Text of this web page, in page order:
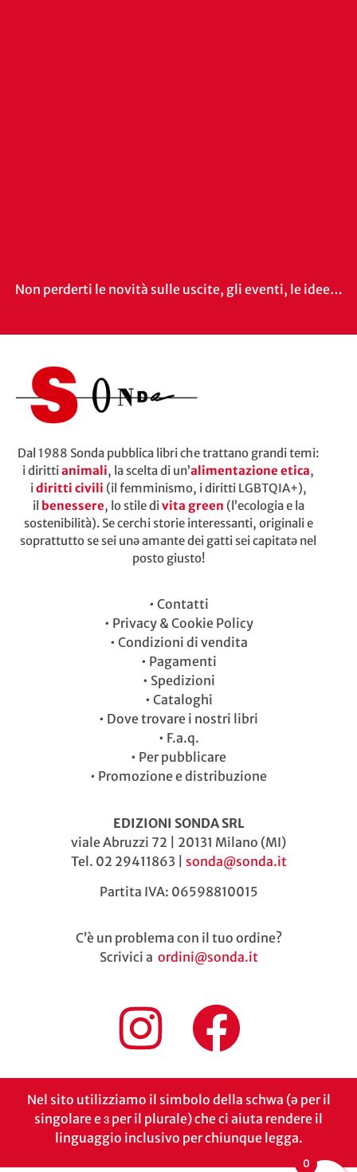
Non perderti le novità sulle uscite, gli eventi, le idee…
Dal 1988 Sonda pubblica libri che trattano grandi temi:
i dirittianimali, la scelta di un’alimentazione etica,
idiritti civili (il femminismo, i diritti LGBTQIA+),
il benessere, lo stile divita green (l’ecologia e la
sostenibilità). Se cerchi storie interessanti, originali e
soprattutto se sei unə amante dei gatti sei capitatə nel
posto giusto!
• Contatti
• Privacy & Cookie Policy
• Condizioni di vendita
• Pagamenti
• Spedizioni
• Cataloghi
• Dove trovare i nostri libri
• F.a.q.
• Per pubblicare
• Promozione e distribuzione
EDIZIONI SONDA SRL
viale Abruzzi 72 | 20131 Milano (MI)
Tel. 02 29411863 | sonda@sonda.it
Partita IVA: 06598810015
C’è un problema con il tuo ordine?
Scrivici a ordini@sonda.it
Nel sito utilizziamo il simbolo della schwa (ə per il
singolare e ɜ per il plurale) che ci aiuta rendere il
linguaggio inclusivo per chiunque legga.
0